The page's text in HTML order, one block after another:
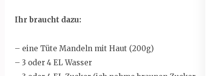
Ihr braucht dazu:
– eine Tüte Mandeln mit Haut (200g)
– 3 oder 4 EL Wasser